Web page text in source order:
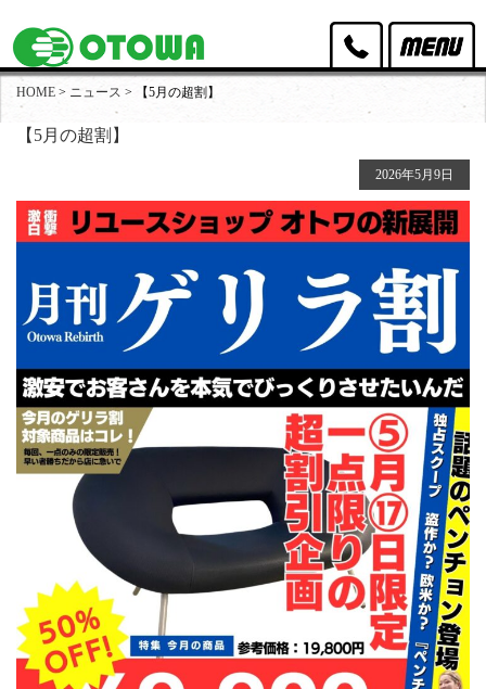
オトワリバースのポリシー
取扱家電
出張買取・店頭買取
スタッフ紹介
店舗アクセス
お問い合わせ
HOME > ニュース > 【5月の超割】
【5月の超割】
2026年5月9日